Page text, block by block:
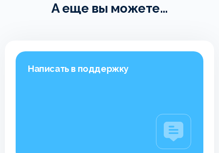
А еще вы можете...
Написать в поддержку